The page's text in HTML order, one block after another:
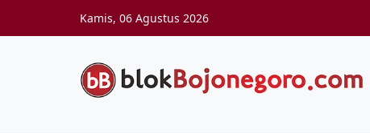
Kamis, 06 Agustus 2026